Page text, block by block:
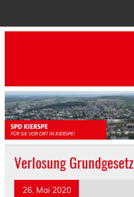
Verlosung Grundgesetz
26. Mai 2020